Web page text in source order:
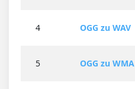
4 OGG zu WAV
5 OGG zu WMA